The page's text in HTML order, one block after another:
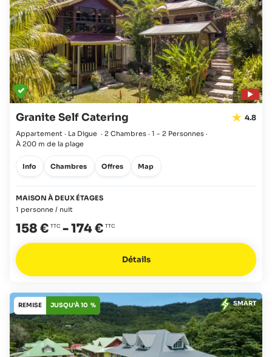
Granite Self Catering 4.8
Appartement · La Digue · 2 Chambres · 1 - 2 Personnes ·
À 200 m de la plage
Info Chambres Offres Map
MAISON À DEUX ÉTAGES
1 personne / nuit
158 € -174 €
Détails
REMISE JUSQU'À 10 % SMART